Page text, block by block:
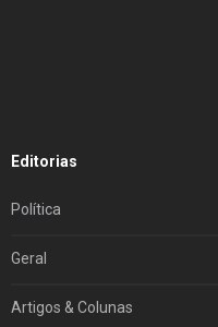
Editorias
Política
Geral
Artigos & Colunas